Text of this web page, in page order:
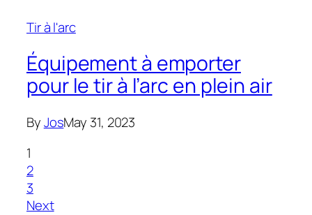
Tir à l'arc
Équipement à emporter
pour le tir à l’arc en plein air
ByJosMay 31, 2023
1
2
3
Next